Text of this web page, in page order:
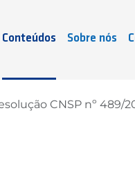
Conteúdos Sobre nós
CNSP nº 489/